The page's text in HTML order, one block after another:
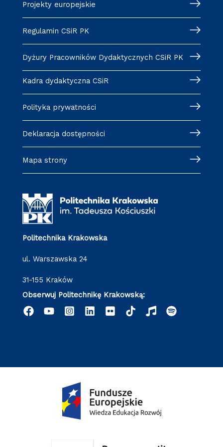
Projekty europejskie
Regulamin CSiR PK
Dyżury Pracowników Dydaktycznych CSiR PK
Kadra dydaktyczna CSiR
Polityka prywatności
Deklaracja dostępności
Mapa strony
Politechnika Krakowska
ul. Warszawska 24
31-155 Kraków
Obserwuj Politechnikę Krakowską: